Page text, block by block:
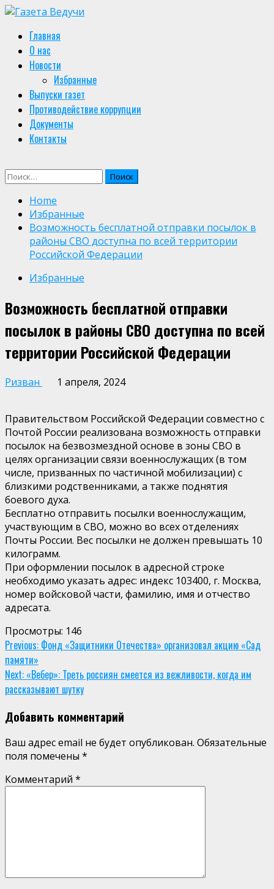
Skip
content
Primary
Menu
Главная
О нас
Новости
Избранные
Выпуски газет
Противодействие коррупции
Документы
Контакты
Найти:
Home
Избранные
Возможность бесплатной отправки посылок в
районы СВО доступна по всей территории
Российской Федерации
Избранные
Возможность бесплатной отправки
посылок в районы СВО доступна по всей
территории Российской Федерации
Ризван 1 апреля, 2024
Правительством Российской Федерации совместно с
Почтой России реализована возможность отправки
посылок на безвозмездной основе в зоны СВО в
целях организации связи военнослужащих (в том
числе, призванных по частичной мобилизации) с
близкими родственниками, а также поднятия
боевого духа.
Бесплатно отправить посылки военнослужащим,
участвующим в СВО, можно во всех отделениях
Почты России. Вес посылки не должен превышать 10
килограмм.
При оформлении посылок в адресной строке
необходимо указать адрес: индекс 103400, г. Москва,
номер войсковой части, фамилию, имя и отчество
адресата.
Просмотры: 146
Continue
Reading
Previous: Фонд «Защитники Отечества» организовал акцию «Сад
памяти»
Next: «Вебер»: Треть россиян смеется из вежливости, когда им
рассказывают шутку
Добавить комментарий
Ваш адрес email не будет опубликован. Обязательные
поля помечены *
Комментарий *